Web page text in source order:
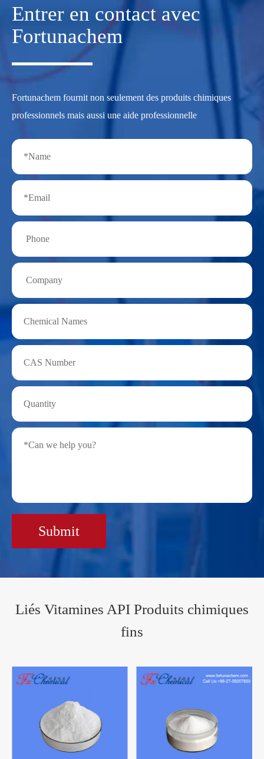
Entrer en contact avec
Fortunachem
Fortunachem fournit non seulement des produits chimiques
professionnels mais aussi une aide professionnelle
Submit
Liés Vitamines API Produits chimiques
fins